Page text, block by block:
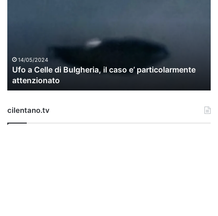
i
u
l
14/05/2024
Ufo a Celle di Bulgheria, il caso e’ particolarmente
attenzionato
cilentano.tv